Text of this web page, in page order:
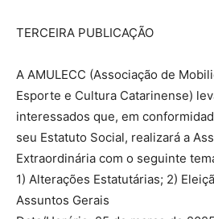
TERCEIRA PUBLICAÇÃO
A AMULECC (Associação de
Esporte e Cultura Catarinense)
interessados que, em
seu Estatuto Social, realizará a
Extraordinária com o seguinte
1) Alterações Estatutárias; 2)
Assuntos Gerais